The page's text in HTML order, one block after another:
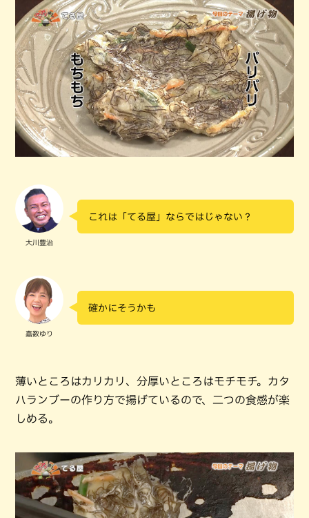
大川豊治
これは「てる屋」ならではじゃない？
嘉数ゆり
確かにそうかも
薄いところはカリカリ、分厚いところはモチモチ。カタ
ハランブーの作り方で揚げているので、二つの食感が楽
しめる。